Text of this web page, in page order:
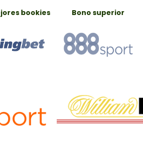
bookies Bono superior